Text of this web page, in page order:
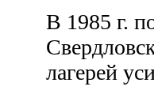
В 1985 г.
лагерей